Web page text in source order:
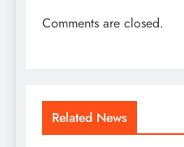
Comments are closed.
Related News